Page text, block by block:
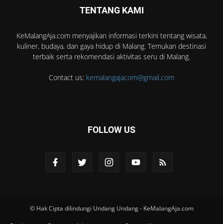
TENTANG KAMI
KeMalangAja.com menyajikan informasi terkini tentang wisata,
kuliner, budaya, dan gaya hidup di Malang. Temukan destinasi
terbaik serta rekomendasi aktivitas seru di Malang.
Contact us: kemalangajacom@gmail.com
FOLLOW US
© Hak Cipta dilindungi Undang Undang - KeMalangAja.com